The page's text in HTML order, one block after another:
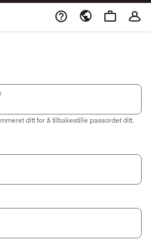
Åpner et nytt vindu
ditt for å tilbakestille passordet ditt.